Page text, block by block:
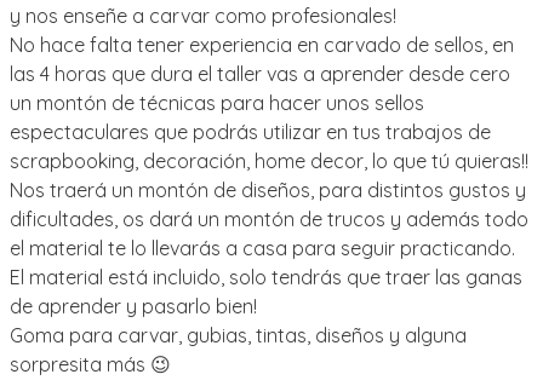
y nos enseñe a carvar como profesionales!
No hace falta tener experiencia en carvado de sellos, en
las 4 horas que dura el taller vas a aprender desde cero
un montón de técnicas para hacer unos sellos
espectaculares que podrás utilizar en tus trabajos de
scrapbooking, decoración, home decor, lo que tú quieras!!
Nos traerá un montón de diseños, para distintos gustos y
dificultades, os dará un montón de trucos y además todo
el material te lo llevarás a casa para seguir practicando.
El material está incluido, solo tendrás que traer las ganas
de aprender y pasarlo bien!
Goma para carvar, gubias, tintas, diseños y alguna
sorpresita más 😉